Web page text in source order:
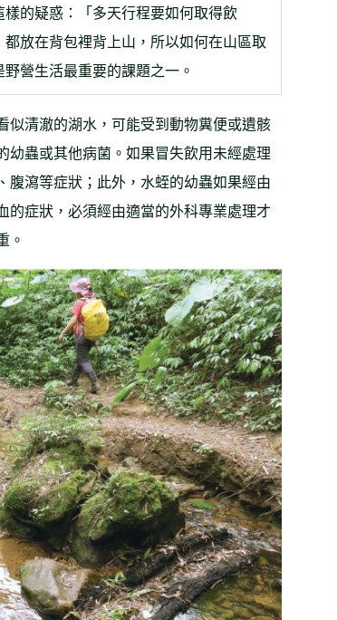
的疑惑：「多天行程要如何取得飲
放在背包裡背上山，所以如何在山區取
營生活最重要的課題之一。
似清澈的湖水，可能受到動物糞便或遺骸
幼蟲或其他病菌。如果冒失飲用未經處理
腹瀉等症狀；此外，水蛭的幼蟲如果經由
症狀，必須經由適當的外科專業處理才
。